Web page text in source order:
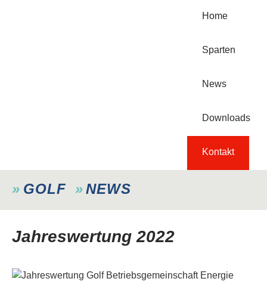
Home
Sparten
News
Downloads
Kontakt
GOLF NEWS
Jahreswertung 2022